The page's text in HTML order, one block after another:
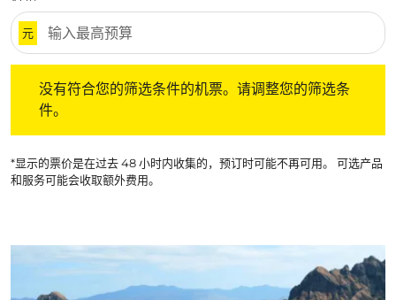
元
没有符合您的筛选条件的机票。请调整您的筛选条
件。
*显示的票价是在过去 48 小时内收集的，预订时可能不再可用。 可选产品
和服务可能会收取额外费用。